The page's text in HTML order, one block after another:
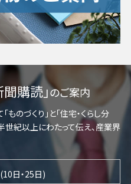
購読」のご案内
のづくり」と「住宅・くらし分
世紀以上にわたって伝え、産業界
日・25日)